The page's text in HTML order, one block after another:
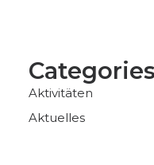
Categories
Aktivitäten
Aktuelles